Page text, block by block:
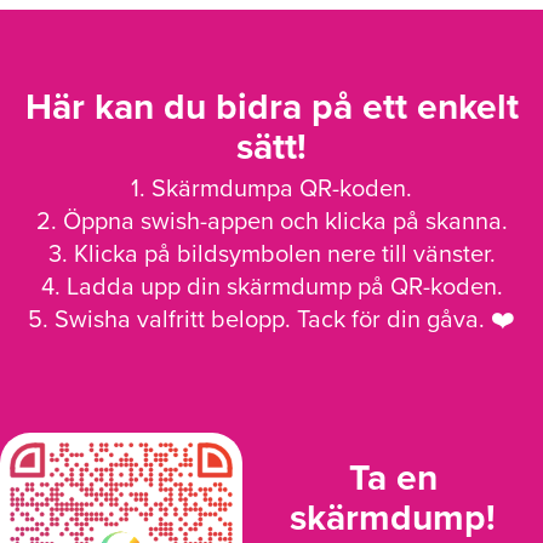
Här kan du bidra på ett enkelt
sätt!
1. Skärmdumpa QR-koden.
2. Öppna swish-appen och klicka på skanna.
3. Klicka på bildsymbolen nere till vänster.
4. Ladda upp din skärmdump på QR-koden.
5. Swisha valfritt belopp. Tack för din gåva. ❤️
Ta en
skärmdump!